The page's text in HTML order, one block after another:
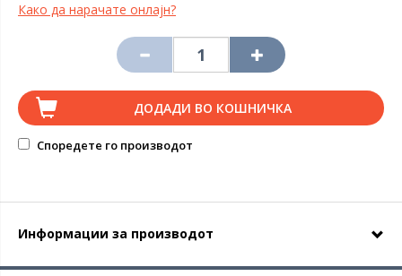
Како да нарачате онлајн?
ДОДАДИ ВО КОШНИЧКА
Споредете го производот
Информации за производот